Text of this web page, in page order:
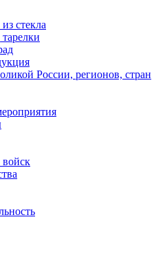
стекла
России, регионов, стран